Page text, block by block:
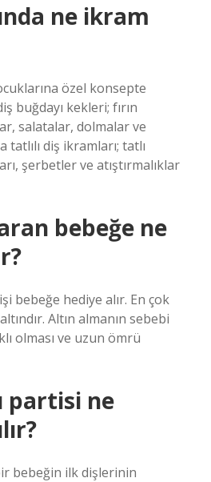
ne ikram
özel konsepte
buğdayı kekleri; fırın
salatalar, dolmalar ve
tatlılı diş ikramları; tatlı
şerbetler ve atıştırmalıklar
bebeğe ne
bebeğe hediye alır. En çok
Altın almanın sebebi
olması ve uzun ömrü
partisi ne
bebeğin ilk dişlerinin